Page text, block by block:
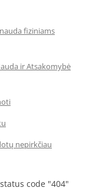
fiziniams
ir Atsakomybė
nepirkčiau
code "404"